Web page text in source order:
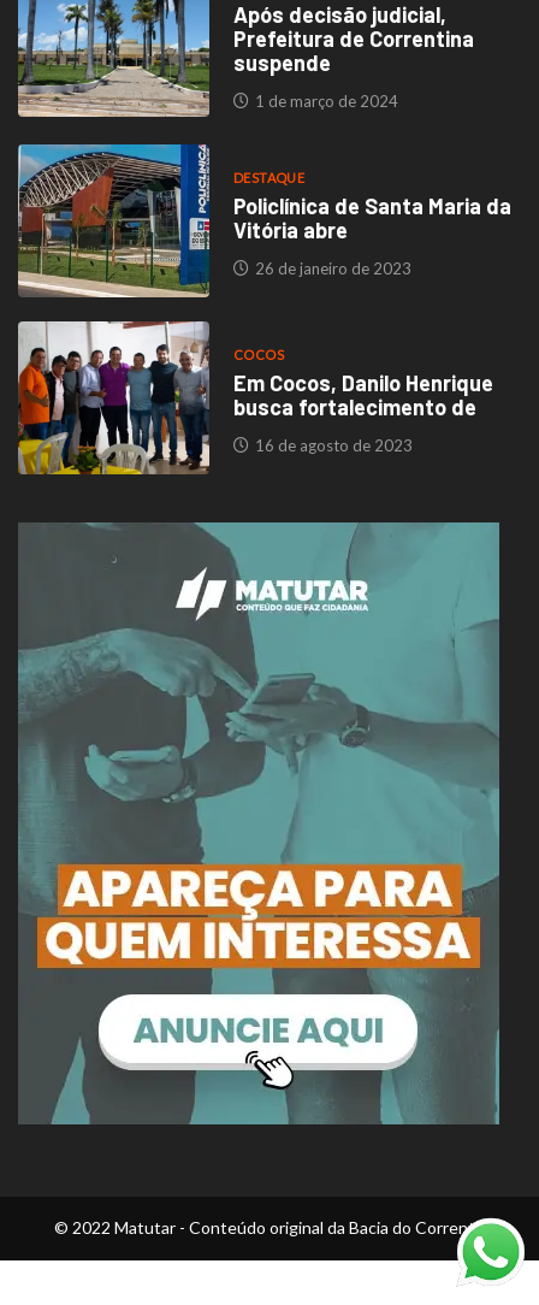
Após decisão judicial,
Prefeitura de Correntina
suspende
1 de março de 2024
DESTAQUE
Policlínica de Santa Maria da
Vitória abre
26 de janeiro de 2023
COCOS
Em Cocos, Danilo Henrique
busca fortalecimento de
16 de agosto de 2023
© 2022 Matutar - Conteúdo original da Bacia do Corrente